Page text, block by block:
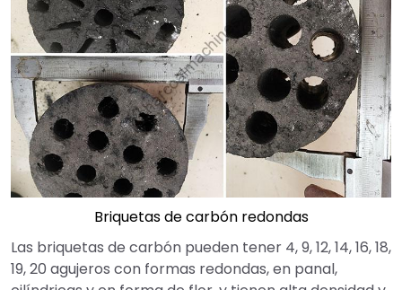
Briquetas de carbón redondas
Las briquetas de carbón pueden tener 4, 9, 12, 14, 16, 18,
19, 20 agujeros con formas redondas, en panal,